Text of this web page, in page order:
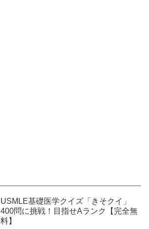
USMLE基礎医学クイズ「きそクイ」
400問に挑戦！目指せAランク【完全無
料】